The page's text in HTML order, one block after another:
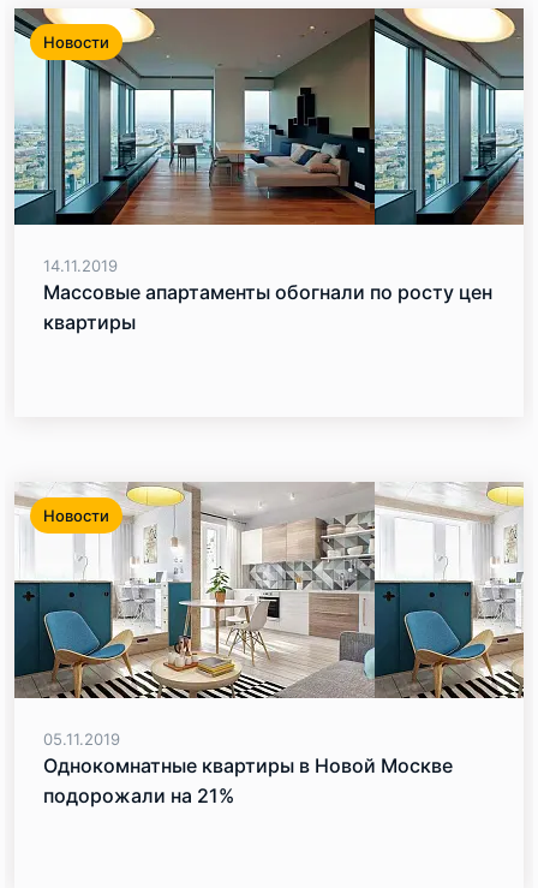
Новости
14.11.2019
Массовые апартаменты обогнали по росту цен
квартиры
Новости
05.11.2019
Однокомнатные квартиры в Новой Москве
подорожали на 21%